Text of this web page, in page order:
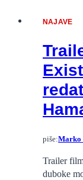
NAJAVE
piše:Marko
Trailer
duboke